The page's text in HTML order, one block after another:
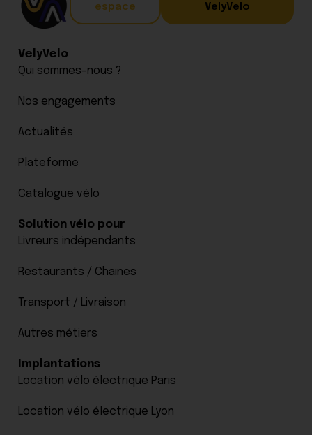
espace
VelyVelo
VelyVelo
Qui sommes-nous ?
Nos engagements
Actualités
Plateforme
Catalogue vélo
Solution vélo pour
Livreurs indépendants
Restaurants / Chaines
Transport / Livraison
Autres métiers
Implantations
Location vélo électrique Paris
Location vélo électrique Lyon